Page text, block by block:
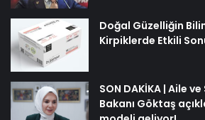
Doğal Güzelliğin
Kirpiklerde Etkili
SON DAKİKA | Aile
Bakanı Göktaş